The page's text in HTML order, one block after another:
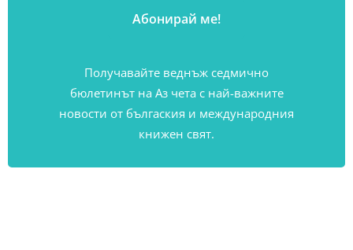
Получавайте веднъж седмично
бюлетинът на Аз чета с най-важните
новости от бългаския и международния
книжен свят.